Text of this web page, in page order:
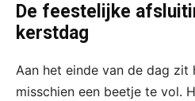
De feestelijke
kerstdag
Aan het einde van de dag zit
misschien een beetje te vol.